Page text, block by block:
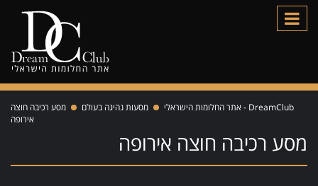
DreamClub - אתר החלומות הישראלי מסעות נהיגה בעולם
מסע רכיבה חוצה
אירופה
מסע רכיבה חוצה אירופה